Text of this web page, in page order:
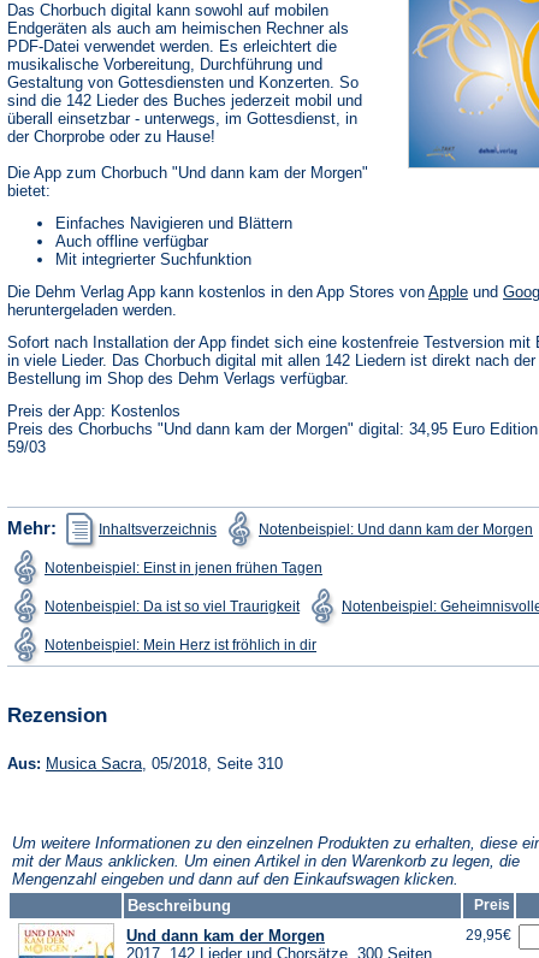
Das Chorbuch digital kann sowohl auf mobilen
Endgeräten als auch am heimischen Rechner als
PDF-Datei verwendet werden. Es erleichtert die
musikalische Vorbereitung, Durchführung und
Gestaltung von Gottesdiensten und Konzerten. So
sind die 142 Lieder des Buches jederzeit mobil und
überall einsetzbar - unterwegs, im Gottesdienst, in
der Chorprobe oder zu Hause!
Die App zum Chorbuch "Und dann kam der Morgen"
bietet:
Einfaches Navigieren und Blättern
Auch offline verfügbar
Mit integrierter Suchfunktion
Die Dehm Verlag App kann kostenlos in den App Stores von Apple(Öffnet
neuen
Tab)
und
heruntergeladen werden.
Sofort nach Installation der App findet sich eine kostenfreie Testversion mit
in viele Lieder. Das Chorbuch digital mit allen 142 Liedern ist direkt nach der
Bestellung im Shop des Dehm Verlags verfügbar.
Preis der App: Kostenlos
Preis des Chorbuchs "Und dann kam der Morgen" digital: 34,95 Euro
59/03
Mehr: Inhaltsverzeichnis
(Öffnet
in
einem
neuen
Notenbeispiel: Und dann kam der Morgen
Notenbeispiel: Einst in jenen frühen Tagenin
einem
neuen
Tab)
Notenbeispiel: Da ist so viel Traurigkeit
(Öffnet
in
einem
neuen
Tab)
Notenbeispiel:
Notenbeispiel: Mein Herz ist fröhlich in dirin
einem
Rezension
Aus: Musica Sacra(Öffnet
, 05/2018, Seite 310
Um weitere Informationen zu den einzelnen Produkten zu erhalten, diese
mit der Maus anklicken. Um einen Artikel in den Warenkorb zu legen, die
Mengenzahl eingeben und dann auf den Einkaufswagen klicken.
Beschreibung
Preis
Und dann kam der Morgen
2017, 142 Lieder und Chorsätze, 300 Seiten,
29,95€